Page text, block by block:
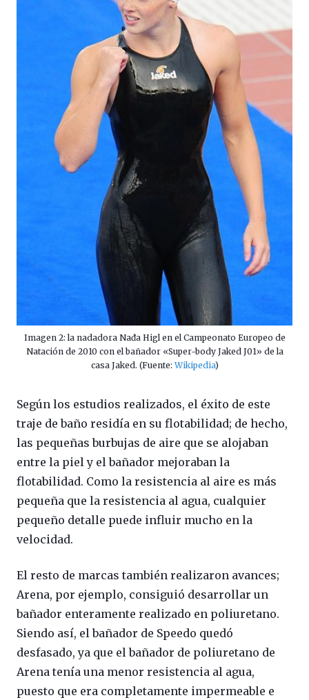
Imagen 2: la nadadora Nađa Higl en el Campeonato Europeo de
Natación de 2010 con el bañador «Super-body Jaked J01» de la
casa Jaked. (Fuente:Wikipedia)
Según los estudios realizados, el éxito de este
traje de baño residía en su flotabilidad; de hecho,
las pequeñas burbujas de aire que se alojaban
entre la piel y el bañador mejoraban la
flotabilidad. Como la resistencia al aire es más
pequeña que la resistencia al agua, cualquier
pequeño detalle puede influir mucho en la
velocidad.
El resto de marcas también realizaron avances;
Arena, por ejemplo, consiguió desarrollar un
bañador enteramente realizado en poliuretano.
Siendo así, el bañador de Speedo quedó
desfasado, ya que el bañador de poliuretano de
Arena tenía una menor resistencia al agua,
puesto que era completamente impermeable e